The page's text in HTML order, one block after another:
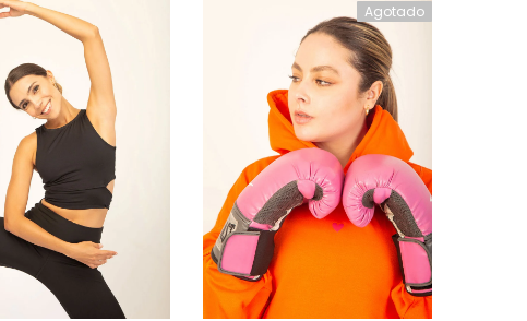
Agotado